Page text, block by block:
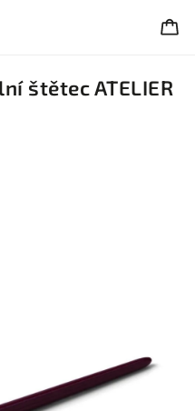
štětec ATELIER